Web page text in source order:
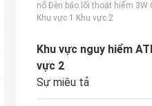
nổ Đèn báo lối thoát hiểm 3W
Khu vực 1 Khu vực 2
Khu vực nguy hiểm
vực 2
Sự miêu tả